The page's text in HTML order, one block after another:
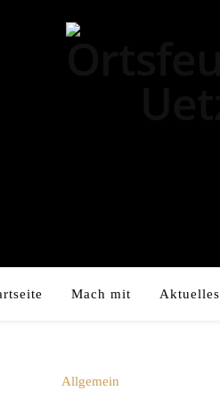
Mach mit Aktuelles
Allgemein